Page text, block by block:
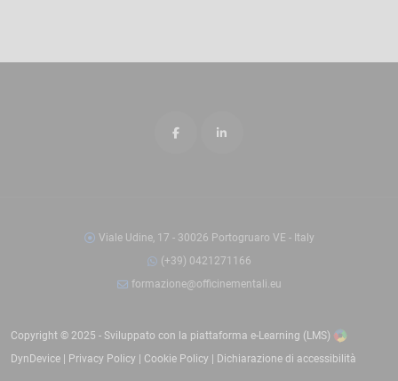
Viale Udine, 17 - 30026 Portogruaro VE - Italy
(+39) 0421271166
formazione@officinementali.eu
Copyright © 2025 - Sviluppato con la piattaforma e-Learning (LMS)
DynDevice | Privacy Policy | Cookie Policy | Dichiarazione di accessibilità